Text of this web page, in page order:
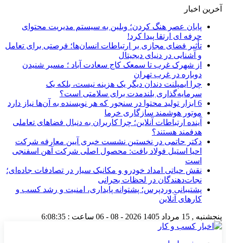
آخرین اخبار
پایان عصر هنگ کردن؛ وبلین به سیستم مدیریت محتوای
حرفه ای ارتقا پیدا کرد!
تأثیر فضای مجازی بر ارتباطات انسان‌ها؛ فرصتی برای تعامل
و آشنایی در دنیای دیجیتال
از شهرک غرب تا سمعک کاج سعادت آباد ؛ مسیر شنیدن
دوباره در غرب تهران
چرا ایمپلنت دندان دیگر یک هزینه نیست، بلکه یک
سرمایه‌گذاری بلندمدت برای سلامتی است؟
6 ابزار تولید محتوا در سنجور که هر نویسنده به آن‌ها نیاز دارد
موتور هوشمند سازگاری خرما
آینده ارتباطات آنلاین؛ چرا کاربران به دنبال فضاهای تعاملی
هدفمند هستند؟
دکتر حاتمی در نخستین نشست خبری آیین معارفه شرکت
احیا استیل فولاد بافت: محصول اصلی شرکت آهن اسفنجی
است
نقش حیاتی امداد خودرو و مکانیک سیار در تصادفات جاده‌ای؛
نجات‌دهندگان در لحظات بحرانی
پشتیبانی وردپرس؛ پشتوانه پایداری، امنیت و رشد کسب‌ و
کارهای آنلاین
پنجشنبه , 15 مرداد 1405 2026 - 08 - 06 ساعت : 6:08:36